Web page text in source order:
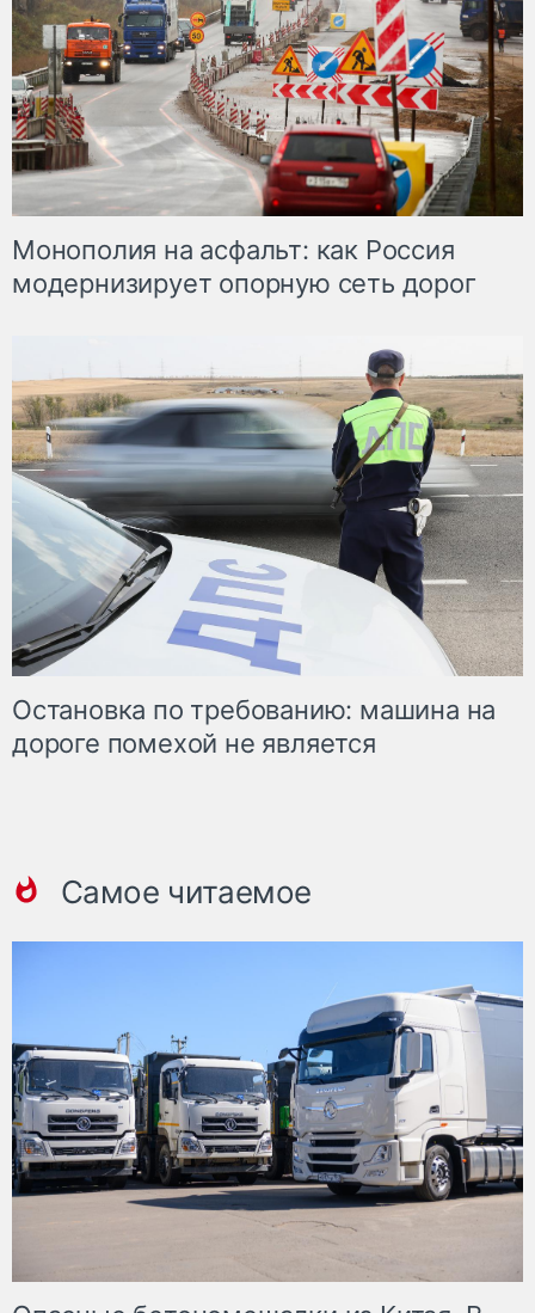
Монополия на асфальт: как Россия
модернизирует опорную сеть дорог
Остановка по требованию: машина на
дороге помехой не является
Самое читаемое